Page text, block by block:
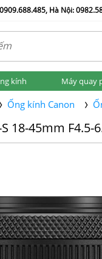
Hà Nội:
kính Máy quay
Ống kính Canon
18-45mm F4.5-